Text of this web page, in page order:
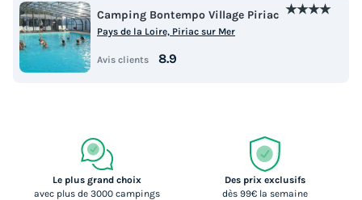
Camping Bontempo Village Piriac ★★★★
Pays de la Loire, Piriac sur Mer
Avis clients 8.9
Le plus grand choix
avec plus de 3000 campings
Des prix exclusifs
dès 99€ la semaine